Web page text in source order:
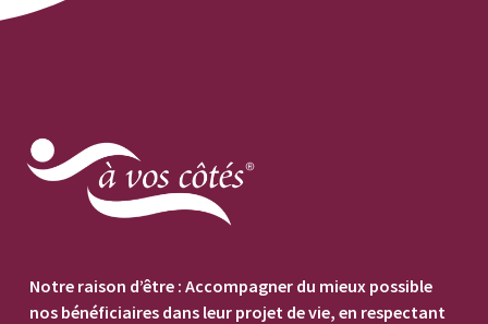
Notre raison d’être : Accompagner du mieux possible
nos bénéficiaires dans leur projet de vie, en respectant